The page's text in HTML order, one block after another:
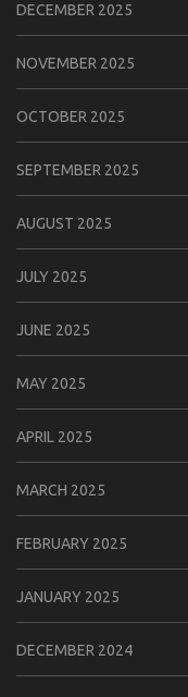
DECEMBER 2025
NOVEMBER 2025
OCTOBER 2025
SEPTEMBER 2025
AUGUST 2025
JULY 2025
JUNE 2025
MAY 2025
APRIL 2025
MARCH 2025
FEBRUARY 2025
JANUARY 2025
DECEMBER 2024